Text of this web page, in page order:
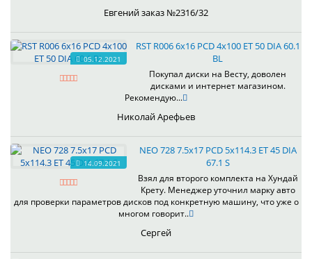
Евгений заказ №2316/32
05.12.2021
RST R006 6x16 PCD 4x100 ET 50 DIA 60.1
BL
Покупал диски на Весту, доволен
дисками и интернет магазином.
Рекомендую...
Николай Арефьев
14.09.2021
NEO 728 7.5x17 PCD 5x114.3 ET 45 DIA
67.1 S
Взял для второго комплекта на Хундай
Крету. Менеджер уточнил марку авто
для проверки параметров дисков под конкретную машину, что уже о
многом говорит..
Сергей